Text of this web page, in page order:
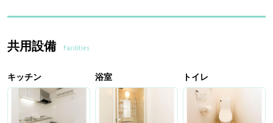
共用設備 Facilities
キッチン 浴室 トイレ